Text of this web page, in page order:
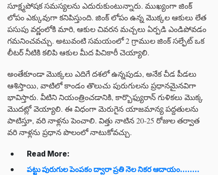
సూక్ష్మపోషక సమస్యలను ఎదురుకుంటున్నారు. ముఖ్యంగా జింక్
లోపం ఎక్కువుగా కనిపిస్తుంది. జింక్ లోపం ఉన్న మొక్కల ఆకులు లేత
పసుపు వర్ణంలోకి మారి, ఆకుల చివరన మచ్చలు ఏర్పడి ఎండిపోవడం
గమనించవచ్చు. అటువంటి సమయంలో 2 గ్రాముల జింక్ సల్ఫేట్ ఒక
లీటర్ నీటికి కలిపి ఆకుల మీద పిచికారీ చెయ్యాలి.
అంతేకూండా మొక్కలు ఎదిగే దశలో ఉన్నపుడు, అనేక చీడ పీడలు
ఆశిస్తాయి, వాటిలో కాండం తొలుచు పురుగులను ప్రధానమైనవిగా
భావిస్తారు. వీటిని నియంత్రించడానికి, కార్బొఫ్యురాన్ గుళికలు మొక్క
మొదట్లో వెయ్యాలి. ఈ విధంగా మెరుగైన యాజమాన్య పద్దతులను
పాటిస్తూ, వరి నాళ్లను పెంచాలి. విత్తు నాటిన 20-25 రోజుల తర్వాత
వరి నాళ్లను ప్రధాన పొలంలో నాటుకోవచ్చు.
Read More:
పట్టు పురుగుల పెంపకం ద్వారా ప్రతి నెల నికర ఆదాయం........